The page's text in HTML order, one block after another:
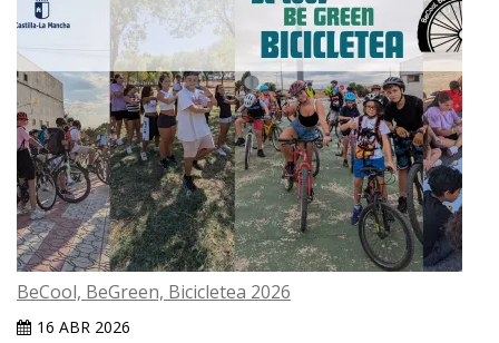
BeCool, BeGreen, Bicicletea 2026
16 ABR 2026